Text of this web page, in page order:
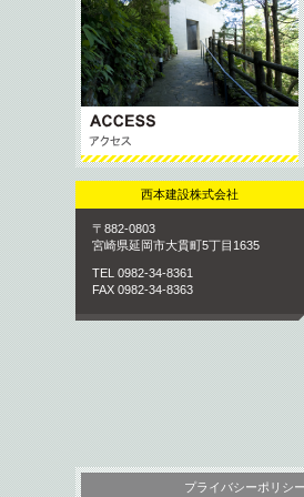
西本建設株式会社
〒882-0803
宮崎県延岡市大貫町5丁目1635
TEL 0982-34-8361
FAX 0982-34-8363
プライバシーポリシ